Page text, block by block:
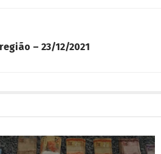
– 23/12/2021